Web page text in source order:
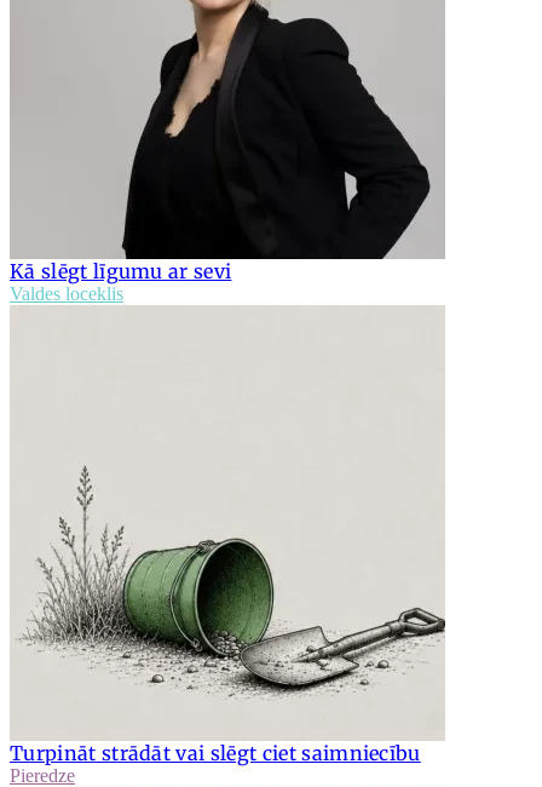
Kā slēgt līgumu ar sevi
Valdes loceklis
Turpināt strādāt vai slēgt ciet saimniecību
Pieredze